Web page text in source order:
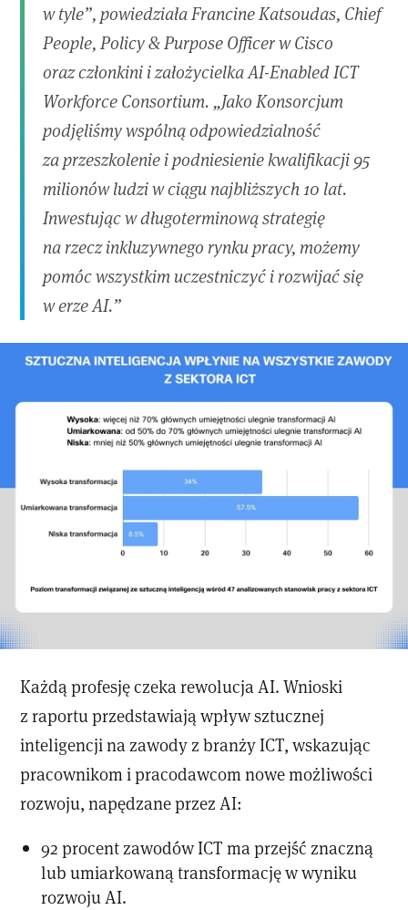
w tyle”, powiedziała Francine Katsoudas, Chief
People, Policy & Purpose Officer w Cisco
oraz członkini i założycielka AI-Enabled ICT
Workforce Consortium. „Jako Konsorcjum
podjęliśmy wspólną odpowiedzialność
za przeszkolenie i podniesienie kwalifikacji 95
milionów ludzi w ciągu najbliższych 10 lat.
Inwestując w długoterminową strategię
na rzecz inkluzywnego rynku pracy, możemy
pomóc wszystkim uczestniczyć i rozwijać się
w erze AI.”
Każdą profesję czeka rewolucja AI. Wnioski
z raportu przedstawiają wpływ sztucznej
inteligencji na zawody z branży ICT, wskazując
pracownikom i pracodawcom nowe możliwości
rozwoju, napędzane przez AI:
92 procent zawodów ICT ma przejść znaczną
lub umiarkowaną transformację w wyniku
rozwoju AI.